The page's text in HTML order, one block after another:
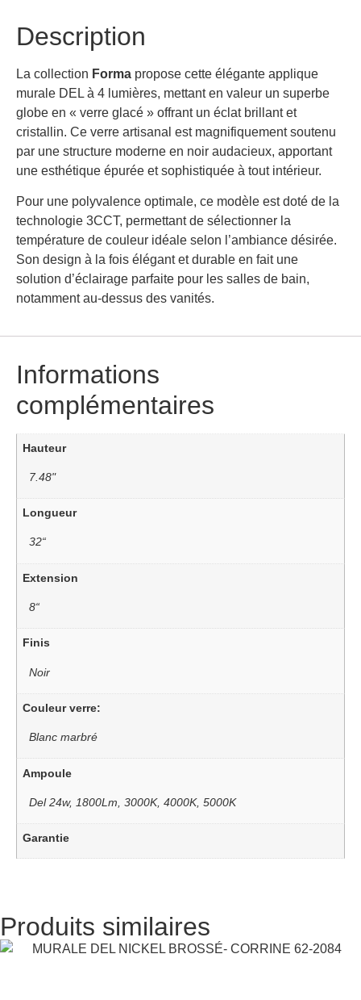
Description
La collection Forma propose cette élégante applique
murale DEL à 4 lumières, mettant en valeur un superbe
globe en « verre glacé » offrant un éclat brillant et
cristallin. Ce verre artisanal est magnifiquement soutenu
par une structure moderne en noir audacieux, apportant
une esthétique épurée et sophistiquée à tout intérieur.
Pour une polyvalence optimale, ce modèle est doté de la
technologie 3CCT, permettant de sélectionner la
température de couleur idéale selon l’ambiance désirée.
Son design à la fois élégant et durable en fait une
solution d’éclairage parfaite pour les salles de bain,
notamment au-dessus des vanités.
Informations
complémentaires
Hauteur
7.48"
Longueur
32“
Extension
8“
Finis
Noir
Couleur verre:
Blanc marbré
Ampoule
Del 24w, 1800Lm, 3000K, 4000K, 5000K
Garantie
Produits similaires